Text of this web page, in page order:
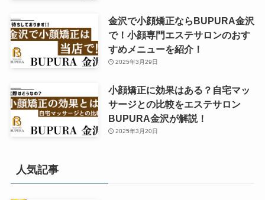
金沢で小顔矯正ならBUPURA金沢
で！小顔専門エステサロンのおす
すめメニューを紹介！
2025年3月29日
小顔矯正に効果はある？自宅マッ
サージとの比較をエステサロン
BUPURA金沢が解説！
2025年3月20日
人気記事